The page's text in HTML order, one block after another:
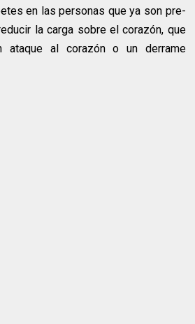
en las personas que ya son pre-
la carga sobre el corazón, que
ataque al corazón o un derrame